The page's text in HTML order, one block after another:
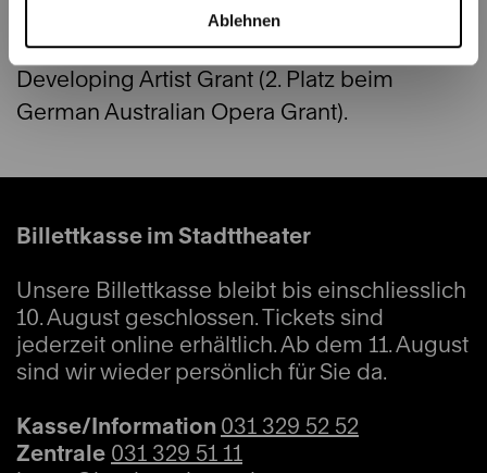
Ablehnen
anderem das Sydney Eisteddfod Opera
Scholarship (Finalistin) sowie den MTO
Developing Artist Grant (2. Platz beim
German Australian Opera Grant).
Billettkasse im Stadttheater
Unsere Billettkasse bleibt bis einschliesslich
10. August geschlossen. Tickets sind
jederzeit online erhältlich. Ab dem 11. August
sind wir wieder persönlich für Sie da.
Kasse/Information 031 329 52 52
Zentrale 031 329 51 11